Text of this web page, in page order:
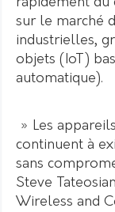
sur le marché
industrielles,
objets (IoT)
automatique).
» Les
continuent à
sans
Steve
Wireless and